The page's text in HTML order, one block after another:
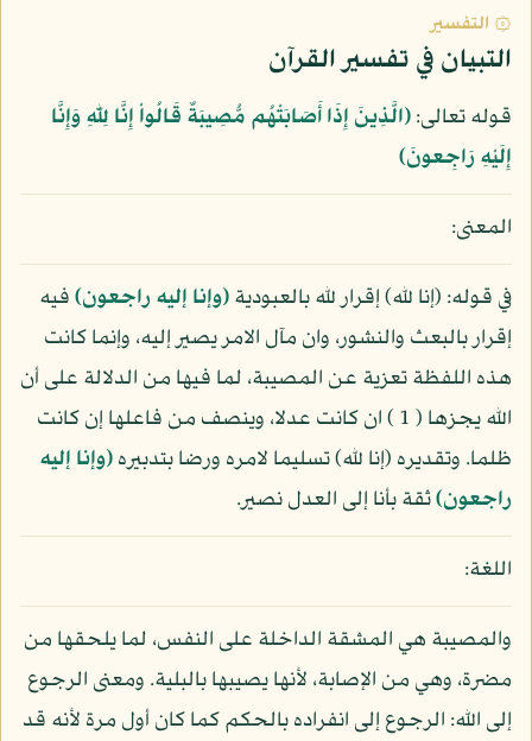
۞ التفسير
التبيان في تفسير القرآن
قوله تعالى:﴿الَّذِينَ إِذَا أَصَابَتْهُم مُّصِيبَةٌ قَالُواْ إِنَّا لِلّهِ وَإِنَّا
إِلَيْهِ رَاجِعونَ﴾
المعنى:
في قوله: (إنا لله) إقرار لله بالعبودية(وإنا إليه راجعون)فيه
إقرار بالبعث والنشور، وان مآل الامر يصير إليه، وإنما كانت
هذه اللفظة تعزية عن المصيبة، لما فيها من الدلالة على أن
الله يجزها ( 1 ) ان كانت عدلا، وينصف من فاعلها إن كانت
ظلما. وتقديره (إنا لله) تسليما لامره ورضا بتدبيره(وإنا إليه
راجعون)ثقة بأنا إلى العدل نصير.
اللغة:
والمصيبة هي المشقة الداخلة على النفس، لما يلحقها من
مضرة، وهي من الإصابة، لأنها يصيبها بالبلية. ومعنى الرجوع
إلى الله: الرجوع إلى انفراده بالحكم كما كان أول مرة لأنه قد